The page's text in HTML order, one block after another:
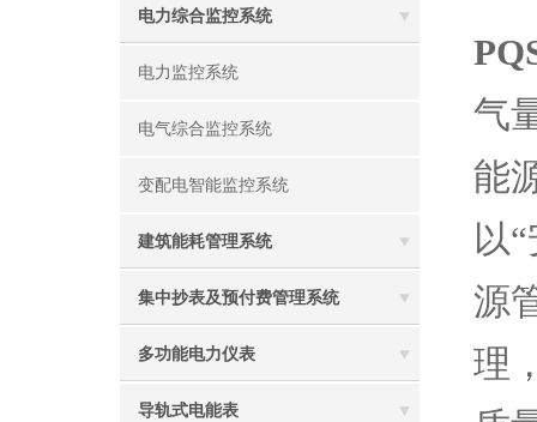
电力综合监控系统
电力监控系统
电气综合监控系统
变配电智能监控系统
建筑能耗管理系统
集中抄表及预付费管理系统
多功能电力仪表
导轨式电能表
气
能
以
源
理